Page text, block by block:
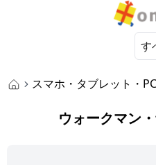
スマホ・タブレット・
ウォークマン